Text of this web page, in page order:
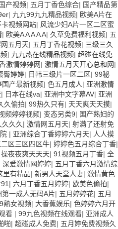
产视频| 五月丁香色综合| 国产精品第
| 九九99九九精品视频| 欧美A片在
卡视频网站| 风流少妇A片一区二区蜜
| 欧美A A A A A| 久草免费福利视频| 五
五月天| 五月丁香花视频| 三级三久
| 九九热在线精品视频| 超碰在线免
激情婷婷网| 激情五月天开心总和网|
臀婷婷| 日韩三级片一区二区| 99秘
国产最新视频| 色五月成人| 亚洲激情
| 日本在线va| 亚洲中文字幕AV| 亚洲
久偷拍| 99热久只有| 天天爽天天摸|
频婷婷视频| 变态另类9| 国产熟妇的
久久 | 激情网五月天| 射满了还射免
| 亚洲综合丁香婷婷六月天| 人人摸
区三区四区牛| 婷婷色五月综合丁香|
操夜夜爽天天天| 91视频五月丁香| 全
深爱激情网婷婷| 五月丁香六月激情综
里有精品| 新男人天堂人妻| 激情黄色
| 六月丁香五月婷婷| 欧美色偷拍|
第一成人无码A片| 五月婷婷花| 五月
熟女视频| 大香蕉娱乐| 色婷婷六月开
看 | 99九色视频在线观看| 亚洲成人
啪| 超碰成人免费| 五月婷免费视频久